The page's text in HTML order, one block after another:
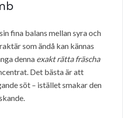
fina balans mellan syra och
som ändå kan kännas
denna exakt rätta fräscha
Det bästa är att
söt – istället smakar den